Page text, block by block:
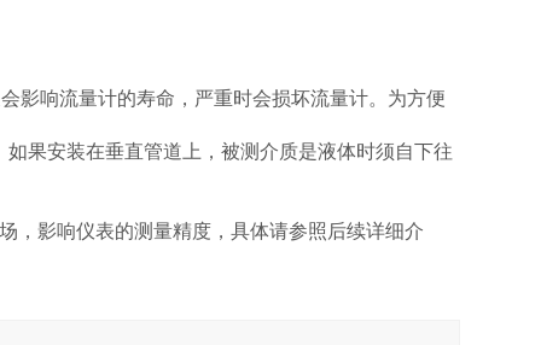
影响流量计的寿命，严重时会损坏流量计。为方便
果安装在垂直管道上，被测介质是液体时须自下往
，影响仪表的测量精度，具体请参照后续详细介